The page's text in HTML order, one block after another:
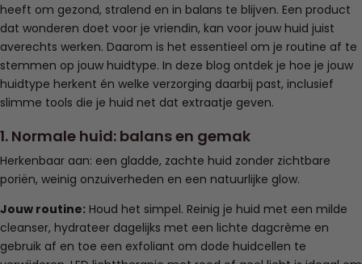
heeft om gezond, stralend en in balans te blijven. Een product
dat wonderen doet voor je vriendin, kan voor jouw huid juist
averechts werken. Daarom is het essentieel om je routine af te
stemmen op jouw huidtype. In deze blog ontdek je hoe je jouw
huidtype herkent én welke verzorging daarbij past, inclusief
slimme tools die je huid net dat extraatje geven.
1. Normale huid: balans en gemak
Herkenbaar aan: een gladde, zachte huid zonder zichtbare
poriën, weinig onzuiverheden en een natuurlijke glow.
Jouw routine: Houd het simpel. Reinig je huid met een milde
cleanser, hydrateer dagelijks met een lichte dagcrème en
gebruik af en toe een exfoliant om dode huidcellen te